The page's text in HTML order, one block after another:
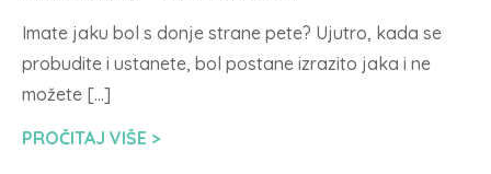
Imate jaku bol s donje strane pete? Ujutro, kada se
probudite i ustanete, bol postane izrazito jaka i ne
možete […]
PROČITAJ VIŠE